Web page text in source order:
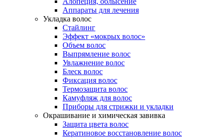
Аппараты для лечения
Укладка волос
Стайлинг
Эффект «мокрых волос»
Объем волос
Выпрямление волос
Увлажнение волос
Блеск волос
Фиксация волос
Термозащита волос
Камуфляж для волос
Приборы для стрижки и укладки
Окрашивание и химическая завивка
Защита цвета волос
Кератиновое восстановление волос